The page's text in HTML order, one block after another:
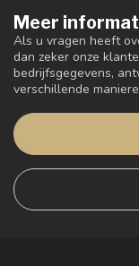
Meer
Als u vragen heeft
dan zeker onze
bedrijfsgegevens,
verschillende